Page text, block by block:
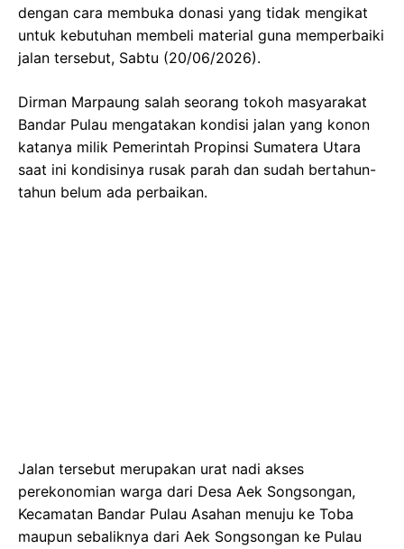
dengan cara membuka donasi yang tidak mengikat
untuk kebutuhan membeli material guna memperbaiki
jalan tersebut, Sabtu (20/06/2026).
Dirman Marpaung salah seorang tokoh masyarakat
Bandar Pulau mengatakan kondisi jalan yang konon
katanya milik Pemerintah Propinsi Sumatera Utara
saat ini kondisinya rusak parah dan sudah bertahun-
tahun belum ada perbaikan.
Jalan tersebut merupakan urat nadi akses
perekonomian warga dari Desa Aek Songsongan,
Kecamatan Bandar Pulau Asahan menuju ke Toba
maupun sebaliknya dari Aek Songsongan ke Pulau